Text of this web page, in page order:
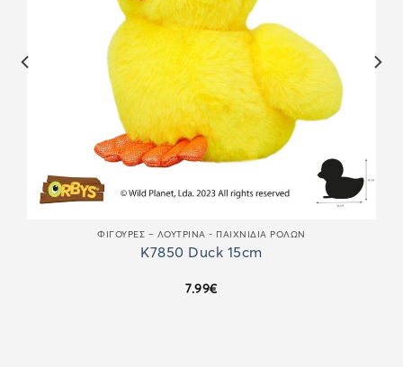
ΦΙΓΟΎΡΕΣ – ΛΟΎΤΡΙΝΑ - ΠΑΙΧΝΊΔΙΑ ΡΌΛΩΝ
K7850 Duck 15cm
7.99€